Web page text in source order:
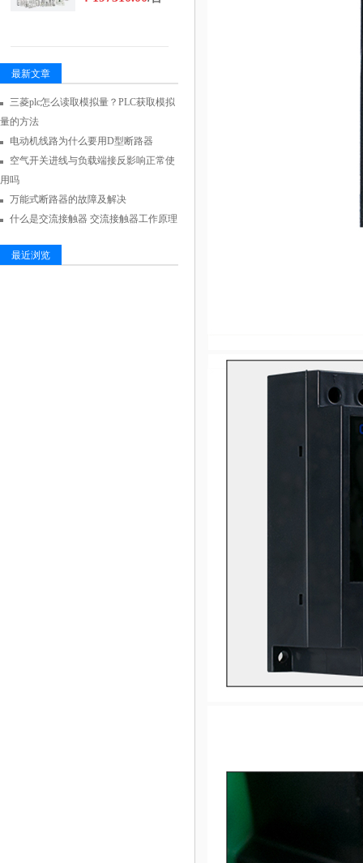
最新文章
三菱plc怎么读取模拟量？PLC获取模拟
量的方法
电动机线路为什么要用D型断路器
空气开关进线与负载端接反影响正常使
用吗
万能式断路器的故障及解决
什么是交流接触器 交流接触器工作原理
最近浏览